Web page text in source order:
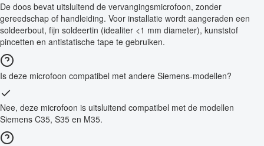
De doos bevat uitsluitend de vervangingsmicrofoon, zonder
gereedschap of handleiding. Voor installatie wordt aangeraden een
soldeerbout, fijn soldeertin (idealiter <1 mm diameter), kunststof
pincetten en antistatische tape te gebruiken.
Is deze microfoon compatibel met andere Siemens-modellen?
Nee, deze microfoon is uitsluitend compatibel met de modellen
Siemens C35, S35 en M35.